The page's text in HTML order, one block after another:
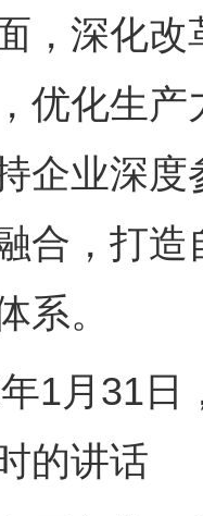
，深化
优化生
企业深
合，打
系。
31日，
的讲话